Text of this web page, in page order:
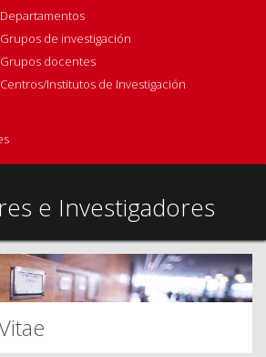
Departamentos
Grupos de investigación
Grupos docentes
Centros/Institutos de Investigación
e Investigadores